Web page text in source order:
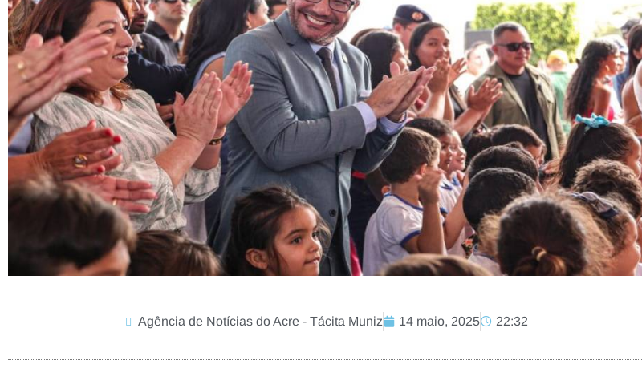
Agência de Notícias do Acre - Tácita Muniz 14 maio, 2025 22:32